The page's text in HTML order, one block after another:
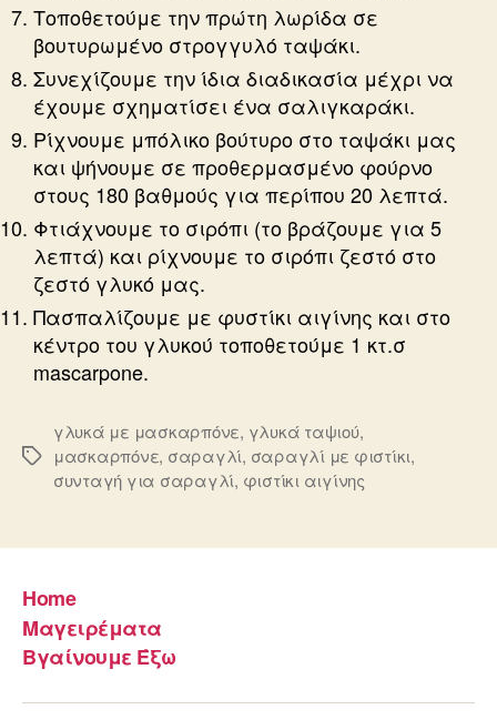
Τοποθετούμε την πρώτη λωρίδα σε
βουτυρωμένο στρογγυλό ταψάκι.
Συνεχίζουμε την ίδια διαδικασία μέχρι να
έχουμε σχηματίσει ένα σαλιγκαράκι.
Ρίχνουμε μπόλικο βούτυρο στο ταψάκι μας
και ψήνουμε σε προθερμασμένο φούρνο
στους 180 βαθμούς για περίπου 20 λεπτά.
Φτιάχνουμε το σιρόπι (το βράζουμε για 5
λεπτά) και ρίχνουμε το σιρόπι ζεστό στο
ζεστό γλυκό μας.
Πασπαλίζουμε με φυστίκι αιγίνης και στο
κέντρο του γλυκού τοποθετούμε 1 κτ.σ
mascarpone.
Ετικέτες
γλυκά με μασκαρπόνε, γλυκά ταψιού,
μασκαρπόνε, σαραγλί, σαραγλί με φιστίκι,
συνταγή για σαραγλί, φιστίκι αιγίνης
Home
Μαγειρέματα
Βγαίνουμε Έξω